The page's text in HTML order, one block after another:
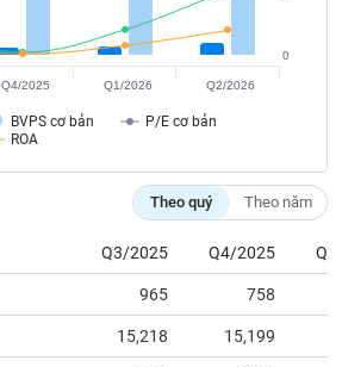
BVPS cơ bản
P/E cơ bản
ROA
0
Q4/2025 Q1/2026 Q2/2026
Theo quý Theo năm
Q3/2025 Q4/2025
965 758
15,218 15,199